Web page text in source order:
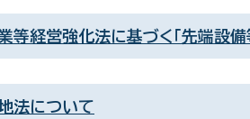
等経営強化法に基づく「先端設
法について